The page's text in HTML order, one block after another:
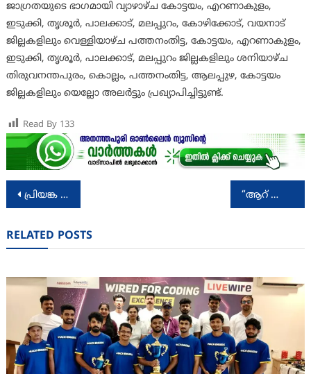
ജാഗ്രതയുടെ ഭാഗമായി വ്യാഴാഴ്ച കോട്ടയം, എറണാകുളം,
ഇടുക്കി, തൃശൂര്‍, പാലക്കാട്, മലപ്പുറം, കോഴിക്കോട്, വയനാട്
ജില്ലകളിലും വെള്ളിയാഴ്ച പത്തനംതിട്ട, കോട്ടയം, എറണാകുളം,
ഇടുക്കി, തൃശൂര്‍, പാലക്കാട്, മലപ്പുറം ജില്ലകളിലും ശനിയാഴ്ച
തിരുവനന്തപുരം, കൊല്ലം, പത്തനംതിട്ട, ആലപ്പുഴ, കോട്ടയം
ജില്ലകളിലും യെല്ലോ അലര്‍ട്ടും പ്രഖ്യാപിച്ചിട്ടുണ്ട്.
Read By 133
Post
പ്രിയങ്ക ഗാന്ധിക്ക് ഹൈക്കോടതി നോട്ടീസ്; നടപടി വയനാട് തെരഞ്ഞെടുപ്പ് വിജയം ചോദ്യംചെയ്തുള്ള ഹർജിയിൽ “ആറ് ആണുങ്ങൾ”. ആണുങ്ങളുടെ പ്രശ്നങ്ങളുമായി ഒരു ചിത്രം
RELATED POSTS